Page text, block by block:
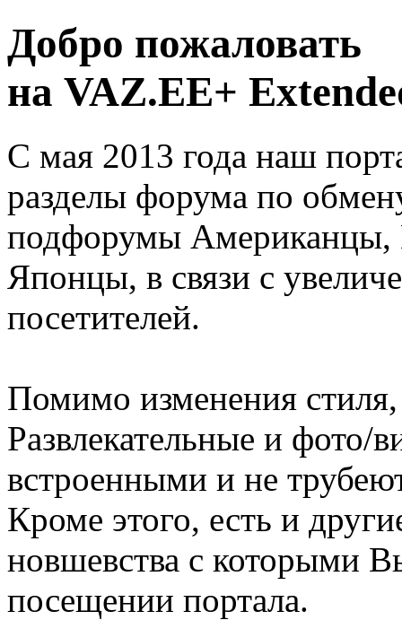
Добро пожаловать
на VAZ.EE+
С мая 2013 года наш
разделы форума по
подфорумы
Японцы, в связи с
посетителей.
Помимо изменения
Развлекательные и фото/
встроенными и не
Кроме этого, есть и
новшевства с которыми
посещении портала.